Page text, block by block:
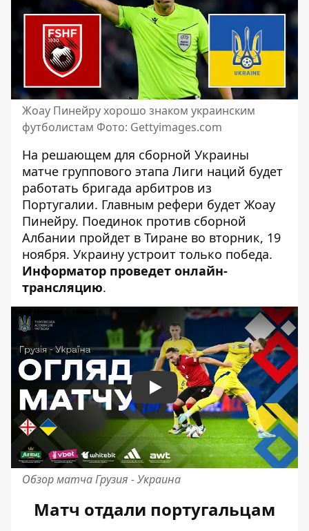
Жоау Пинейру хорошо знаком украинским
футболистам Фото: Gettyimages.com
На решающем для сборной Украины
матче группового этапа Лиги наций будет
работать бригада арбитров из
Португалии. Главным рефери будет Жоау
Пинейру. Поединок против сборной
Албании пройдет в Тиране во вторник, 19
ноября. Украину устроит только победа.
Информатор проведет онлайн-
трансляцию.
Play
Обзор матча Грузия - Украина
Матч отдали португальцам